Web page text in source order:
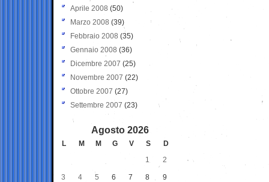
Aprile 2008 (50)
Marzo 2008 (39)
Febbraio 2008 (35)
Gennaio 2008 (36)
Dicembre 2007 (25)
Novembre 2007 (22)
Ottobre 2007 (27)
Settembre 2007 (23)
Agosto 2026
L M M G V S
D
1
2
3 4 5 6 7 8 9